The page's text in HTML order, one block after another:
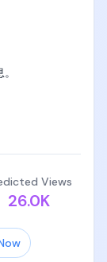
这边的会发送
去，另一个
Claude 在同
互相打个招
Views
26.0K